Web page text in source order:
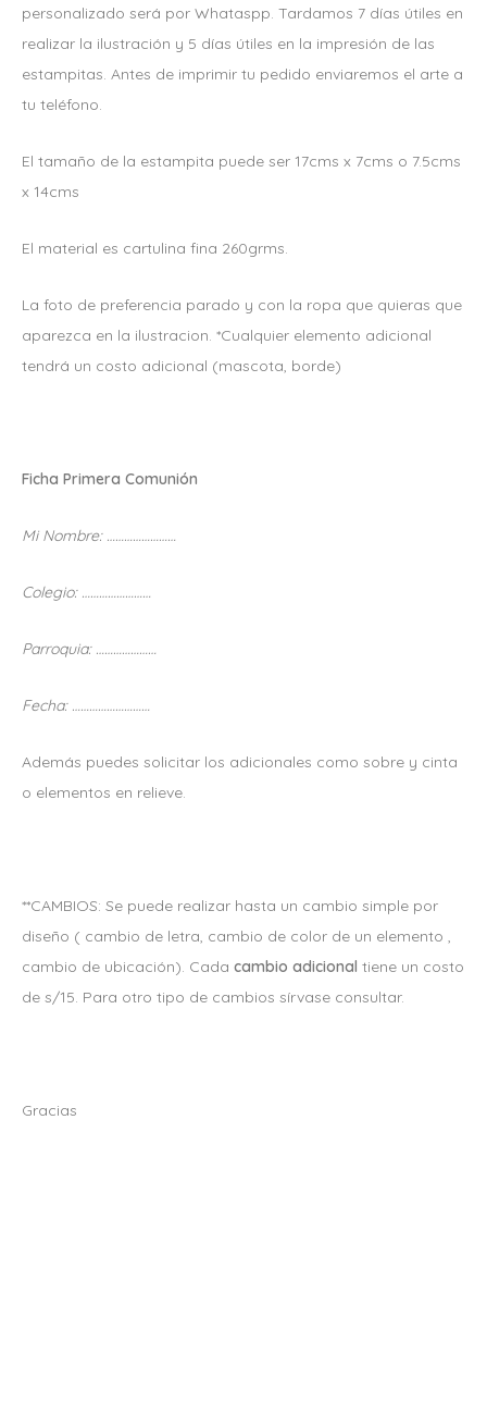
personalizado será por Whataspp. Tardamos 7 días útiles en
realizar la ilustración y 5 días útiles en la impresión de las
estampitas. Antes de imprimir tu pedido enviaremos el arte a
tu teléfono.
El tamaño de la estampita puede ser 17cms x 7cms o 7.5cms
x 14cms
El material es cartulina fina 260grms.
La foto de preferencia parado y con la ropa que quieras que
aparezca en la ilustracion. *Cualquier elemento adicional
tendrá un costo adicional (mascota, borde)
Ficha Primera Comunión
Mi Nombre: ……………………
Colegio: ……………………
Parroquia: …………………
Fecha: ………………………
Además puedes solicitar los adicionales como sobre y cinta
o elementos en relieve.
**CAMBIOS: Se puede realizar hasta un cambio simple por
diseño ( cambio de letra, cambio de color de un elemento ,
cambio de ubicación). Cada cambio adicional tiene un costo
de s/15. Para otro tipo de cambios sírvase consultar.
Gracias